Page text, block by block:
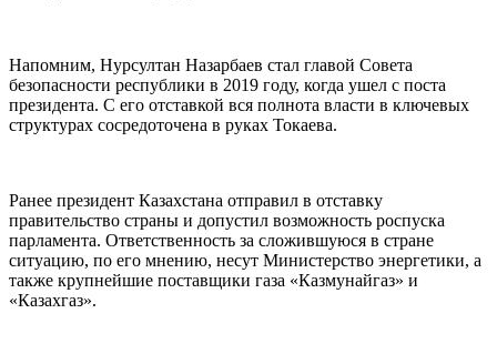
Напомним, Нурсултан Назарбаев стал главой Совета
безопасности республики в 2019 году, когда ушел с поста
президента. С его отставкой вся полнота власти в ключевых
структурах сосредоточена в руках Токаева.
Ранее президент Казахстана отправил в отставку
правительство страны и допустил возможность роспуска
парламента. Ответственность за сложившуюся в стране
ситуацию, по его мнению, несут Министерство энергетики, а
также крупнейшие поставщики газа «Казмунайгаз» и
«Казахгаз».